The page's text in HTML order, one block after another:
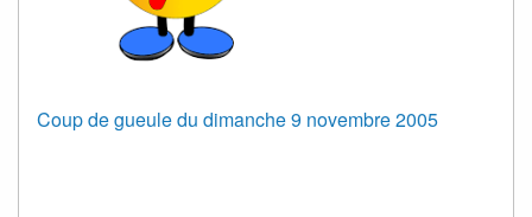
Coup de gueule du dimanche 9 novembre 2005